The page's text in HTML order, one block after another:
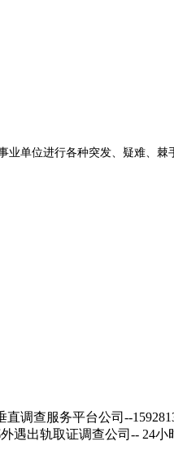
单位进行各种突发、疑难、棘
直调查服务平台公司--
遇出轨取证调查公司-- 24